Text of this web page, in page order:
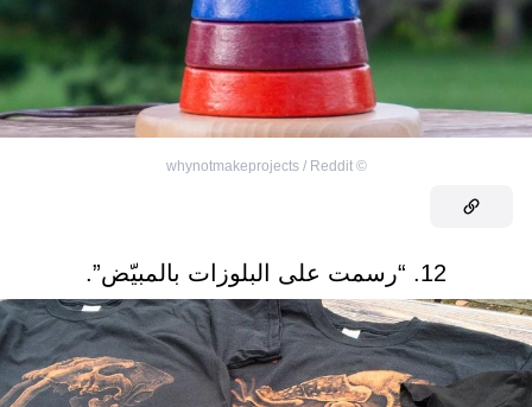
©
whynotmakeprojects / Reddit
12. “رسمت على البلوزات بالمبيّض”.